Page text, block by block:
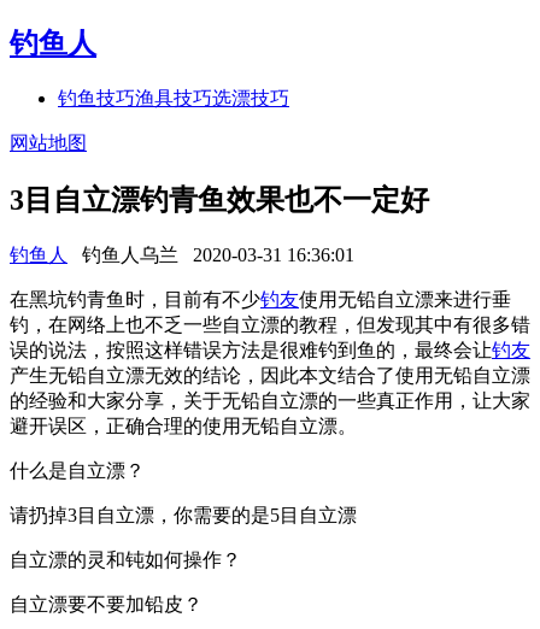
钓鱼人
钓鱼技巧渔具技巧选漂技巧
网站地图
3目自立漂钓青鱼效果也不一定好
钓鱼人 钓鱼人乌兰 2020-03-31 16:36:01
在黑坑钓青鱼时，目前有不少钓友使用无铅自立漂来进行垂
钓，在网络上也不乏一些自立漂的教程，但发现其中有很多错
误的说法，按照这样错误方法是很难钓到鱼的，最终会让钓友
产生无铅自立漂无效的结论，因此本文结合了使用无铅自立漂
的经验和大家分享，关于无铅自立漂的一些真正作用，让大家
避开误区，正确合理的使用无铅自立漂。
什么是自立漂？
请扔掉3目自立漂，你需要的是5目自立漂
自立漂的灵和钝如何操作？
自立漂要不要加铅皮？